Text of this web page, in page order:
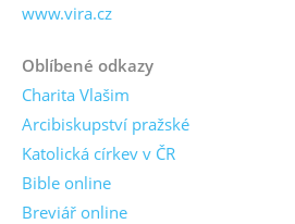
www.vira.cz
Oblíbené odkazy
Charita Vlašim
Arcibiskupství pražské
Katolická církev v ČR
Bible online
Breviář online